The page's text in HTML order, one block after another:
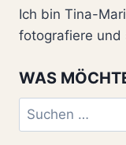
Ich bin Tina-
fotografiere und
WAS
Suchen
nach: